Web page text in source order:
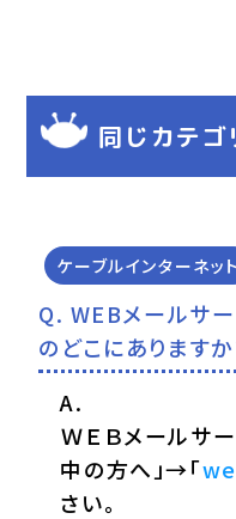
同じカテゴ
ケーブルインターネット
WEBメールサ
のどこにありますか
ＷＥＢメールサ
中の方へ」→「
さい。